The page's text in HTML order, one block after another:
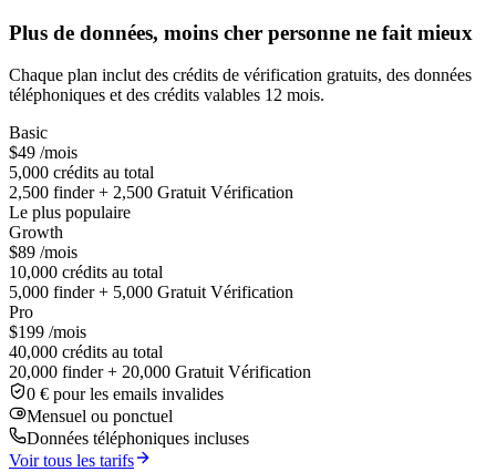
Plus de données, moins cher personne ne fait mieux
Chaque plan inclut des crédits de vérification gratuits, des données
téléphoniques et des crédits valables 12 mois.
Basic
$49 /mois
5,000 crédits au total
2,500 finder + 2,500 Gratuit Vérification
Le plus populaire
Growth
$89 /mois
10,000 crédits au total
5,000 finder + 5,000 Gratuit Vérification
Pro
$199 /mois
40,000 crédits au total
20,000 finder + 20,000 Gratuit Vérification
0 € pour les emails invalides
Mensuel ou ponctuel
Données téléphoniques incluses
Voir tous les tarifs